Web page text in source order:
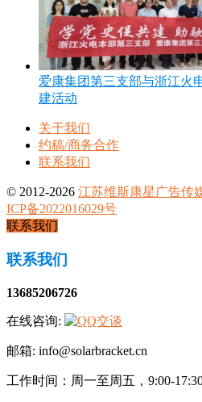
爱康集团第三支部与浙江火
建活动
关于我们
约稿/商务合作
联系我们
© 2012-2026 江苏维斯康星广告传
ICP备2022016029号
联系我们
联系我们
13685206726
在线咨询:
邮箱: info@solarbracket.cn
工作时间：周一至周五，9:00-